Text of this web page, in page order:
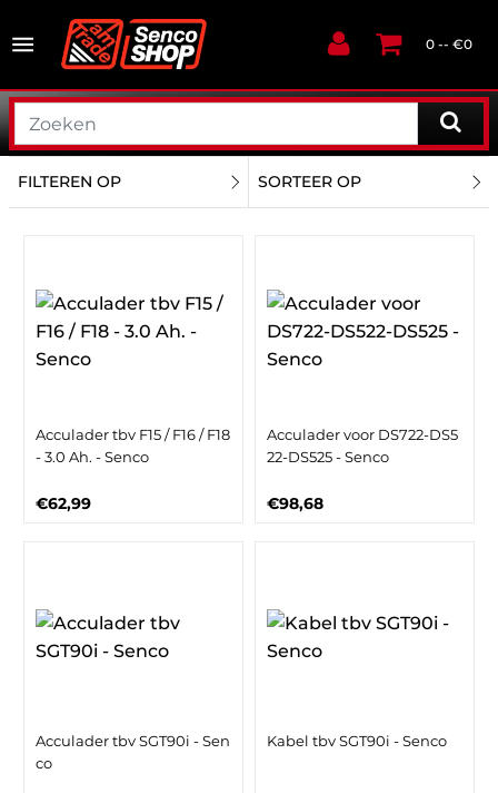
0 -- €0
FILTEREN OP SORTEER OP
Acculader tbv F15 / F16 / F18
- 3.0 Ah. - Senco
€62,99
Acculader voor DS722-DS5
22-DS525 - Senco
€98,68
Acculader tbv SGT90i - Sen
co
Kabel tbv SGT90i - Senco